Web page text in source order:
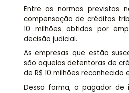
Entre as normas previstas
compensação de créditos
10 milhões obtidos por
decisão judicial.
As empresas que estão
são aquelas detentoras de
de R$ 10 milhões reconhecido
Dessa forma, o pagador de